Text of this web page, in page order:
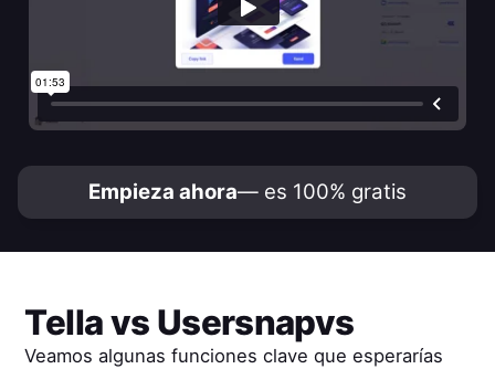
Empieza ahora— es 100% gratis
Tellavs Usersnapvs
Veamos algunas funciones clave que esperarías